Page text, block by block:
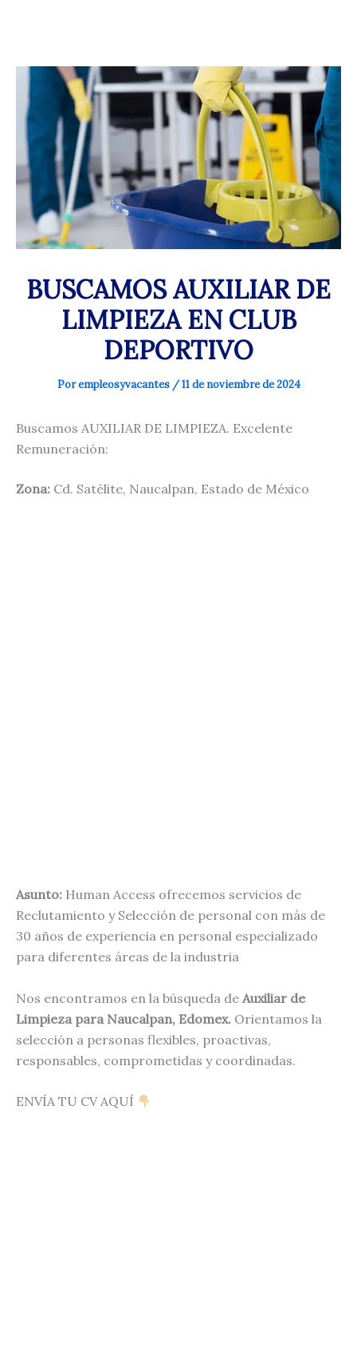
BUSCAMOS AUXILIAR DE
LIMPIEZA EN CLUB
DEPORTIVO
Porempleosyvacantes /11 de noviembre de 2024
Buscamos AUXILIAR DE LIMPIEZA. Excelente
Remuneración:
Zona: Cd. Satélite, Naucalpan, Estado de México
Asunto: Human Access ofrecemos servicios de
Reclutamiento y Selección de personal con más de
30 años de experiencia en personal especializado
para diferentes áreas de la industria
Nos encontramos en la búsqueda de Auxiliar de
Limpieza para Naucalpan, Edomex. Orientamos la
selección a personas flexibles, proactivas,
responsables, comprometidas y coordinadas.
ENVÍA TU CV AQUÍ